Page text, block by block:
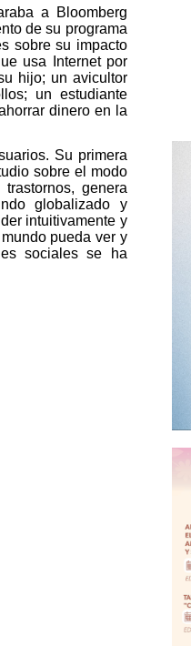
a Bloomberg
de su programa
sobre su impacto
usa Internet por
hijo; un avicultor
un estudiante
dinero en la
Su primera
sobre el modo
genera
globalizado y
intuitivamente y
pueda ver y
sociales se ha